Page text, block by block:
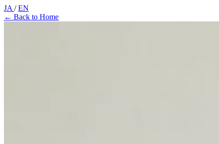
JA / EN
← Back to Home